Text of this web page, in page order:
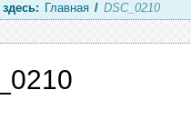
Главная / DSC_0210